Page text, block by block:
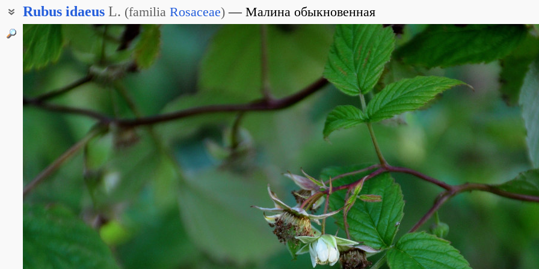
Rubus idaeus L. (familia Rosaceae) Малина обыкновенная
Рубус идский